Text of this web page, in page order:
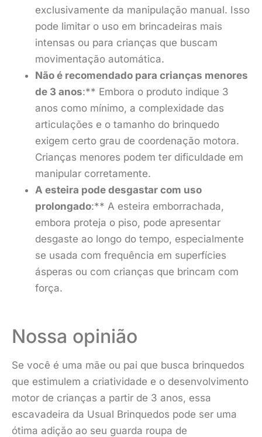
exclusivamente da manipulação manual. Isso
pode limitar o uso em brincadeiras mais
intensas ou para crianças que buscam
movimentação automática.
Não é recomendado para crianças menores
de 3 anos:** Embora o produto indique 3
anos como mínimo, a complexidade das
articulações e o tamanho do brinquedo
exigem certo grau de coordenação motora.
Crianças menores podem ter dificuldade em
manipular corretamente.
A esteira pode desgastar com uso
prolongado:** A esteira emborrachada,
embora proteja o piso, pode apresentar
desgaste ao longo do tempo, especialmente
se usada com frequência em superfícies
ásperas ou com crianças que brincam com
força.
Nossa opinião
Se você é uma mãe ou pai que busca brinquedos
que estimulem a criatividade e o desenvolvimento
motor de crianças a partir de 3 anos, essa
escavadeira da Usual Brinquedos pode ser uma
ótima adição ao seu guarda roupa de